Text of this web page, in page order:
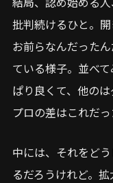
批判続けるひと。
お前らなんだった
ている様子。並べ
ぱり良くて、他の
プロの差はこれだっ
中には、それをど
るだろうけれど。